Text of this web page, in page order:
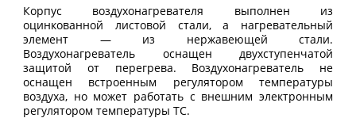
Корпус воздухонагревателя выполнен из
оцинкованной листовой стали, а нагревательный
элемент — из нержавеющей стали.
Воздухонагреватель оснащен двухступенчатой
защитой от перегрева. Воздухонагреватель не
оснащен встроенным регулятором температуры
воздуха, но может работать с внешним электронным
регулятором температуры ТС.